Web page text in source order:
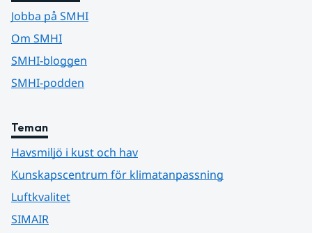
Jobba på SMHI
Om SMHI
SMHI-bloggen
SMHI-podden
Teman
Havsmiljö i kust och hav
Kunskapscentrum för klimatanpassning
Luftkvalitet
SIMAIR